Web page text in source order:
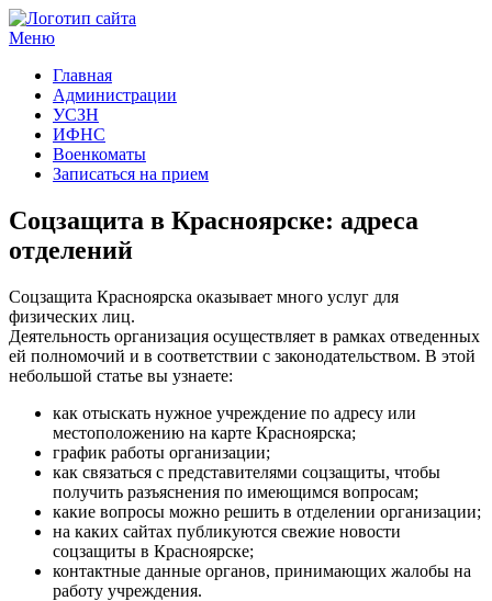
Меню
Главная
Администрации
УСЗН
ИФНС
Военкоматы
Записаться на прием
Соцзащита в Красноярске: адреса
отделений
Соцзащита Красноярска оказывает много услуг для
физических лиц.
Деятельность организация осуществляет в рамках отведенных
ей полномочий и в соответствии с законодательством. В этой
небольшой статье вы узнаете:
как отыскать нужное учреждение по адресу или
местоположению на карте Красноярска;
график работы организации;
как связаться с представителями соцзащиты, чтобы
получить разъяснения по имеющимся вопросам;
какие вопросы можно решить в отделении организации;
на каких сайтах публикуются свежие новости
соцзащиты в Красноярске;
контактные данные органов, принимающих жалобы на
работу учреждения.